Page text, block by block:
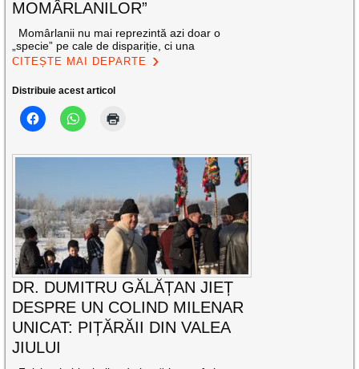
MOMÂRLANILOR”
Momârlanii nu mai reprezintă azi doar o
„specie” pe cale de dispariție, ci una
CITEȘTE MAI DEPARTE
Distribuie acest articol
DR. DUMITRU GĂLĂȚAN JIEȚ
DESPRE UN COLIND MILENAR
UNICAT: PIȚĂRĂII DIN VALEA
JIULUI